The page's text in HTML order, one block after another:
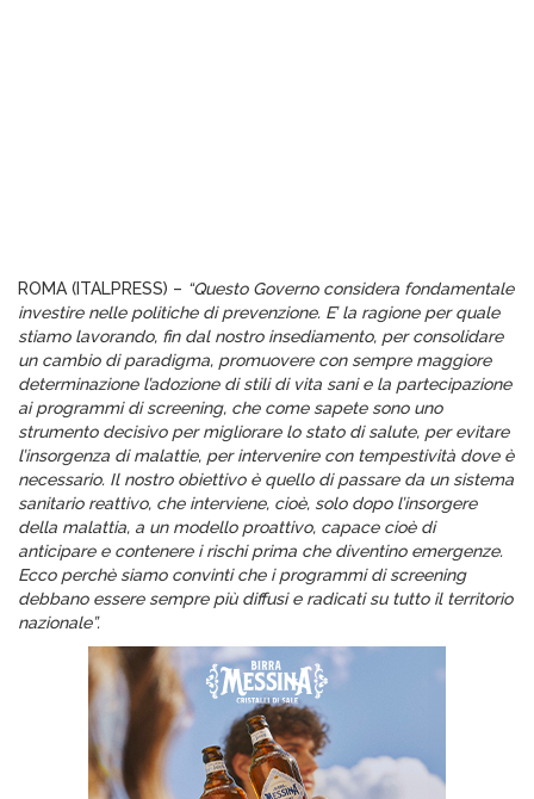
ROMA (ITALPRESS) – “Questo Governo considera fondamentale
investire nelle politiche di prevenzione. E’ la ragione per quale
stiamo lavorando, fin dal nostro insediamento, per consolidare
un cambio di paradigma, promuovere con sempre maggiore
determinazione l’adozione di stili di vita sani e la partecipazione
ai programmi di screening, che come sapete sono uno
strumento decisivo per migliorare lo stato di salute, per evitare
l’insorgenza di malattie, per intervenire con tempestività dove è
necessario. Il nostro obiettivo è quello di passare da un sistema
sanitario reattivo, che interviene, cioè, solo dopo l’insorgere
della malattia, a un modello proattivo, capace cioè di
anticipare e contenere i rischi prima che diventino emergenze.
Ecco perchè siamo convinti che i programmi di screening
debbano essere sempre più diffusi e radicati su tutto il territorio
nazionale”.